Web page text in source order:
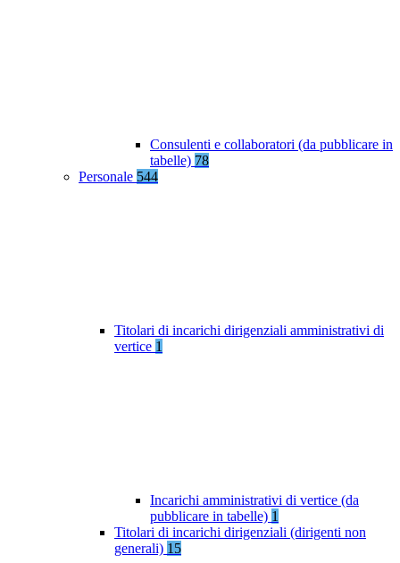
Consulenti e collaboratori (da pubblicare in
tabelle) 78
Personale 544
Titolari di incarichi dirigenziali amministrativi di
vertice 1
Incarichi amministrativi di vertice (da
pubblicare in tabelle) 1
Titolari di incarichi dirigenziali (dirigenti non
generali) 15